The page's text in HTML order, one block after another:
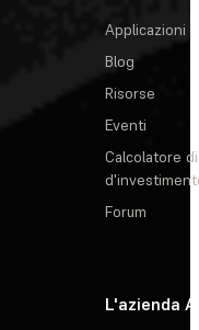
Applicazioni
Blog
Risorse
Eventi
Calcolatore
Forum
L'azienda